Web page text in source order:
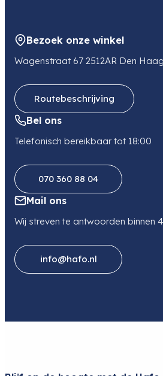
Soort
Objectief
Manufacturer
Tokina
Bezoek onze winkel
Wagenstraat 67 2512AR Den Haag
Routebeschrijving
Bel ons
Telefonisch bereikbaar tot 18:00
070 360 88 04
Mail ons
Wij streven te antwoorden binnen
info@hafo.nl